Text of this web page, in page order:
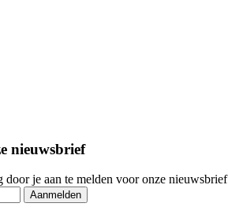
nieuwsbrief
je aan te melden voor onze nieuwsbrief
Aanmelden